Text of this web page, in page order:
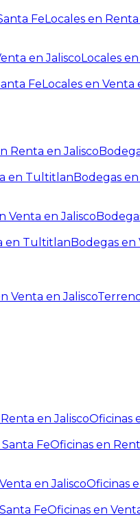
FeLocales en
en JaliscoLocales
FeLocales en
Renta en Jalisco
en TultitlanBodegas
Venta en Jalisco
en TultitlanBodegas
Venta en Jalisco
en JaliscoOficinas
FeOficinas en
en JaliscoOficinas
FeOficinas en